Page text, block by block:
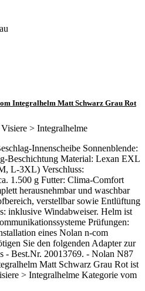
Integralhelm Matt Schwarz Grau Rot
> Integralhelme
Innenscheibe Sonnenblende:
Beschichtung Material: Lexan EXL
L-3XL) Verschluss:
1.500 g Futter: Clima-Comfort
herausnehmbar und waschbar
verstellbar sowie Entlüftung
inklusive Windabweiser. Helm ist
Prüfungen:
eines Nolan n-com
Sie den folgenden Adapter zur
- Best.Nr. 20013769. - Nolan N87
Matt Schwarz Grau Rot ist
> Integralhelme Kategorie vom